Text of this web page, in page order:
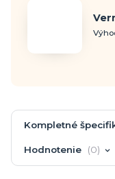
Kompletné
Hodnotenie 0